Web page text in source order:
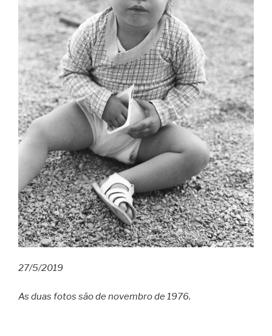
27/5/2019
As duas fotos são de novembro de 1976.